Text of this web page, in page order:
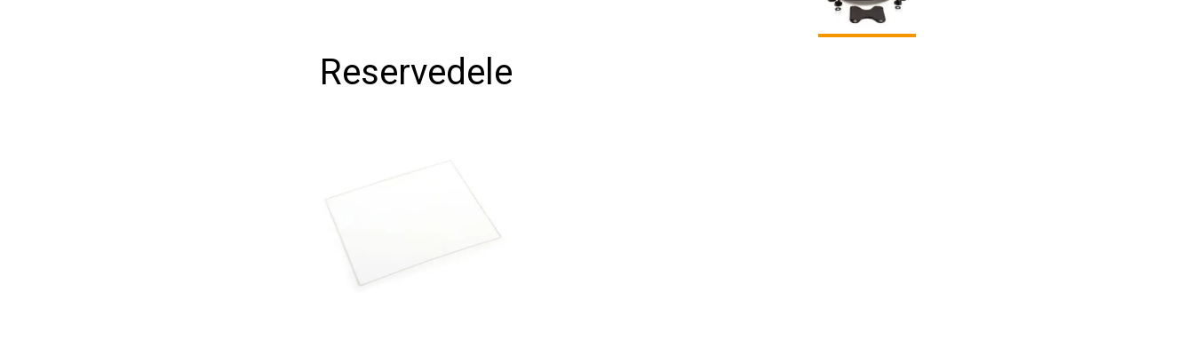
Reservedele